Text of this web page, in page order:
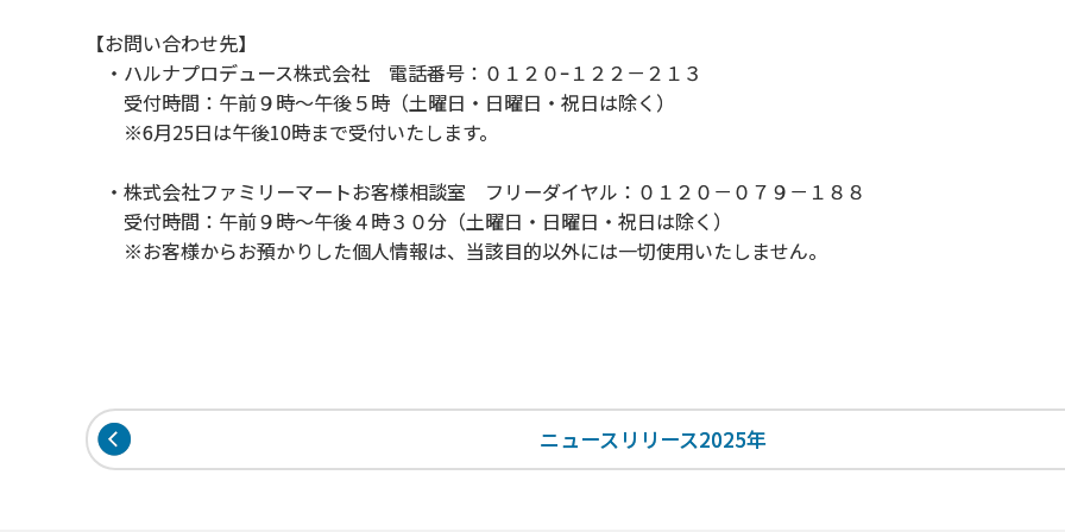
【お問い合わせ先】
・ハルナプロデュース株式会社 電話番号：０１２０ｰ１２２－２１３
受付時間：午前９時～午後５時（土曜日・日曜日・祝日は除く）
※6月25日は午後10時まで受付いたします。
・株式会社ファミリーマートお客様相談室 フリーダイヤル：０１２０－０７９－１８８
受付時間：午前９時～午後４時３０分（土曜日・日曜日・祝日は除く）
※お客様からお預かりした個人情報は、当該目的以外には一切使用いたしません。
ニュースリリース2025年